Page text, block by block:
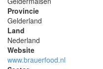
Provincie
Gelderland
Land
Nederland
Website
www.brauerfood.nl